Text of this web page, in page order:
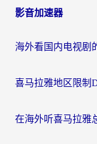
影音加速器